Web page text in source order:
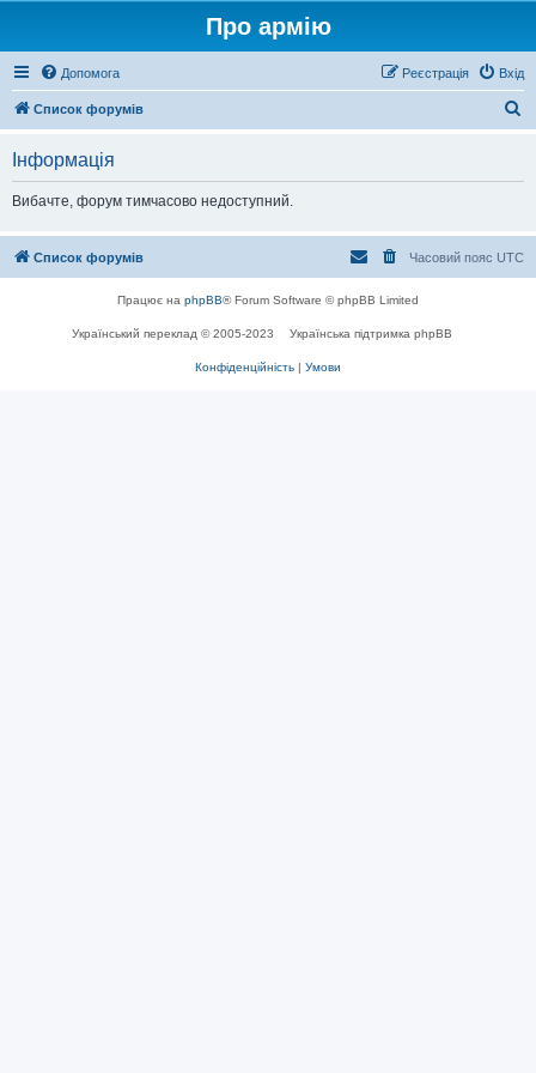
Про армію
Допомога Вхід
Реєстрація
Список форумів
Інформація
Вибачте, форум тимчасово недоступний.
Список форумів Часовий пояс UTC
Працює на phpBB® Forum Software © phpBB Limited
Український переклад © 2005-2023 Українська підтримка phpBB
Конфіденційність | Умови